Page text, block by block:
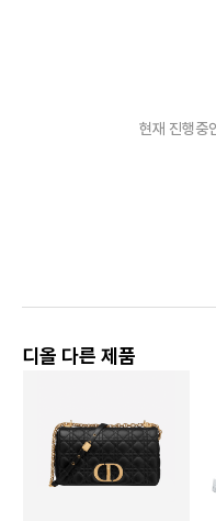
현재 진행중
디올 다른 제품